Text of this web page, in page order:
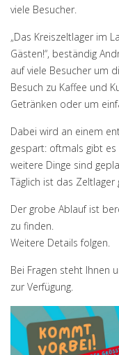
viele Besucher.
„Das Kreiszeltlager im
Gästen!“, beständig
auf viele Besucher um
Besuch zu Kaffee und
Getränken oder um
Dabei wird an einem
gespart: oftmals gibt es
weitere Dinge sind
Täglich ist das Zeltlager
Der grobe Ablauf ist
zu finden.
Weitere Details folgen.
Bei Fragen steht Ihnen
zur Verfügung.